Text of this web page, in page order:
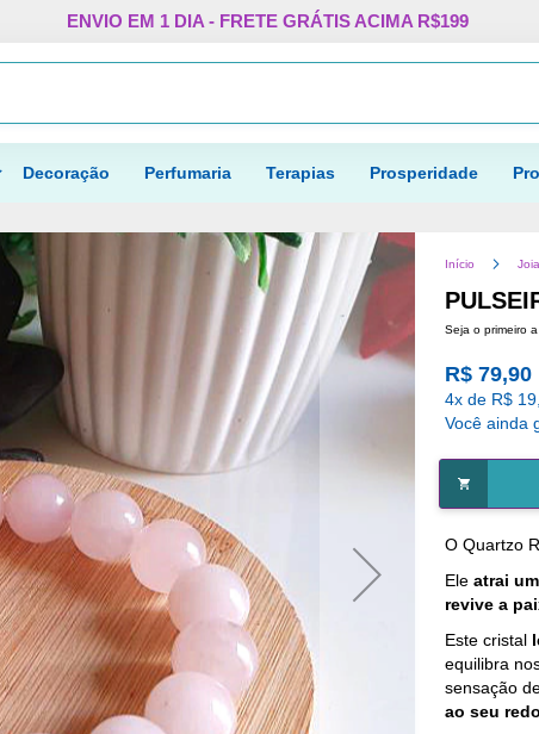
Pular
o
ENVIO EM 1 DIA - FRETE GRÁTIS ACIMA R$199
Procurar
Decoração Perfumaria Terapias Prosperidade
Início
Seja o primeiro
R$ 79,90
4x de R$
Você ainda
O Quartzo
Ele atrai
revive a
Este cristal
equilibra
sensação
ao seu